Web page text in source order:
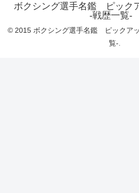
ボクシング選手名鑑 ピック
-戦歴一覧-
© 2015 ボクシング選手名鑑 ピックア
覧-.